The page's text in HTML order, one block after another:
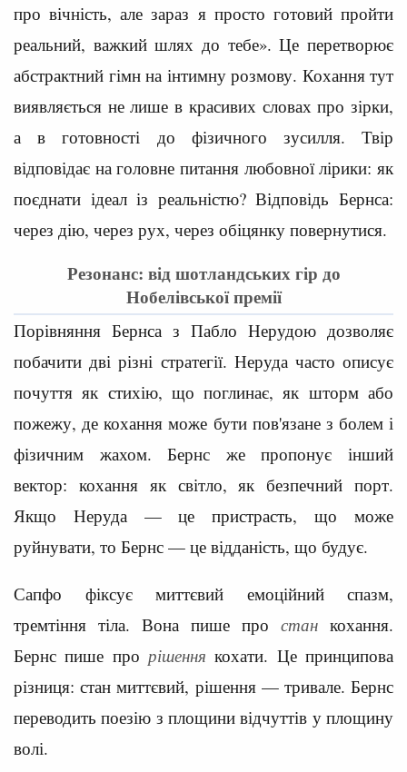
про вічність, але зараз я просто готовий пройти
реальний, важкий шлях до тебе». Це перетворює
абстрактний гімн на інтимну розмову. Кохання тут
виявляється не лише в красивих словах про зірки,
а в готовності до фізичного зусилля. Твір
відповідає на головне питання любовної лірики: як
поєднати ідеал із реальністю? Відповідь Бернса:
через дію, через рух, через обіцянку повернутися.
Резонанс: від шотландських гір до
Нобелівської премії
Порівняння Бернса з Пабло Нерудою дозволяє
побачити дві різні стратегії. Неруда часто описує
почуття як стихію, що поглинає, як шторм або
пожежу, де кохання може бути пов'язане з болем і
фізичним жахом. Бернс же пропонує інший
вектор: кохання як світло, як безпечний порт.
Якщо Неруда — це пристрасть, що може
руйнувати, то Бернс — це відданість, що будує.
Сапфо фіксує миттєвий емоційний спазм,
тремтіння тіла. Вона пише про стан кохання.
Бернс пише про рішення кохати. Це принципова
різниця: стан миттєвий, рішення — тривале. Бернс
переводить поезію з площини відчуттів у площину
волі.